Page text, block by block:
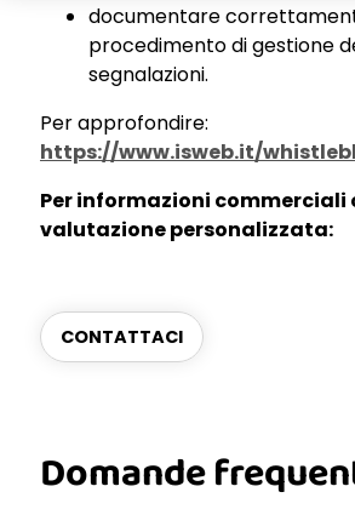
documentare
procedimento di gestione
segnalazioni.
Per approfondire:
https://www.isweb.it/
Per informazioni commerciali
valutazione personalizzata:
CONTATTACI
Domande